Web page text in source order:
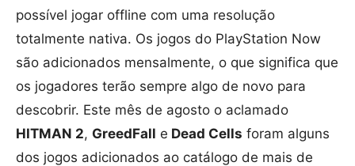
possível jogar offline com uma resolução
totalmente nativa. Os jogos do PlayStation Now
são adicionados mensalmente, o que significa que
os jogadores terão sempre algo de novo para
descobrir. Este mês de agosto o aclamado
HITMAN 2, GreedFall e Dead Cells foram alguns
dos jogos adicionados ao catálogo de mais de